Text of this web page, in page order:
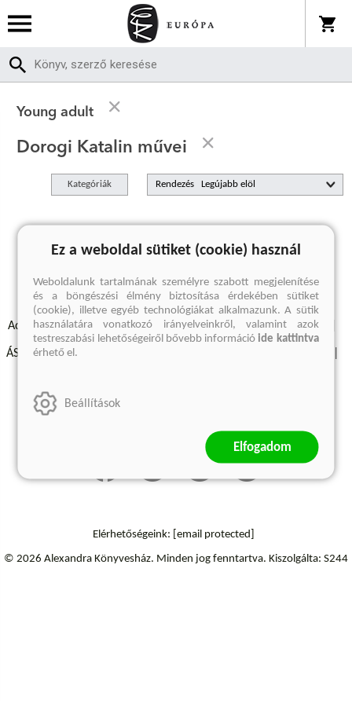
Young adult
Dorogi Katalin művei
Kategóriák Rendezés
A keresett kifejezésre nincs találat
Adatvédelmi szabályzatok Elállási felmondási nyilatkozat
ÁSZF - Vásárlási feltételek
Szállítási információk
Elérhetőségeink: [email protected]
© 2026 Alexandra Könyvesház. Minden jog fenntartva. Kiszolgálta: S244
Ez a weboldal sütiket (cookie) használ
Weboldalunk tartalmának személyre szabott megjelenítése
és a böngészési élmény biztosítása érdekében sütiket
(cookie), illetve egyéb technológiákat alkalmazunk. A sütik
használatára vonatkozó irányelveinkről, valamint azok
testreszabási lehetőségeiről bővebb információide kattintva
érhető el.
Beállítások
Elfogadom